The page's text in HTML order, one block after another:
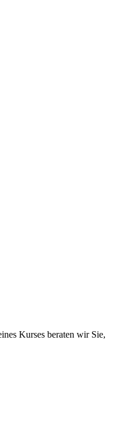
Kurses beraten wir Sie,